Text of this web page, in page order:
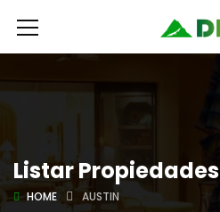
Listar Propiedades
HOME AUSTIN